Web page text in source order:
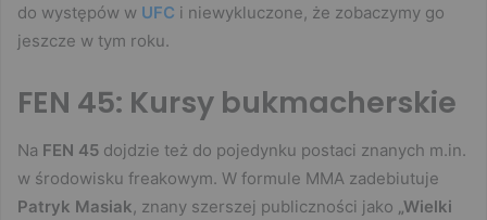
do występów w UFC i niewykluczone, że zobaczymy go
jeszcze w tym roku.
FEN 45: Kursy bukmacherskie
Na FEN 45 dojdzie też do pojedynku postaci znanych m.in.
w środowisku freakowym. W formule MMA zadebiutuje
Patryk Masiak, znany szerszej publiczności jako „Wielki